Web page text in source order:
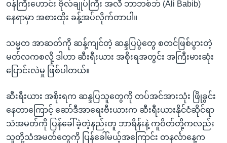
ဝန်ကြီးဟောင်း ဗိုလ်ချုပ်ကြီး အလီ ဘာဘစ်ဘ် (Ali Babib)
နေရာမှာ အစားထိုး ခန့်အပ်လိုက်တာပါ။
သမ္မတ အာဆတ်ကို ဆန့်ကျင်တဲ့ ဆန္ဒပြပွဲတွေ စတင်ဖြစ်ပွားတဲ့
မတ်လကစလို့ ဒါဟာ ဆီးရီးယား အစိုးရအတွင်း အကြီးမားဆုံး
ပြောင်းလဲမှု ဖြစ်ပါတယ်။
ဆီးရီးယား အစိုးရက ဆန္ဒပြသူတွေကို တပ်အင်အားသုံး ဖြိုခွင်း
နေတာကြောင့် ဆော်ဒီအာရေးဗီးယားက ဆီးရီးယားနိုင်ငံဆိုင်ရာ
သံအမတ်ကို ပြန်ခေါ်ခဲ့တဲ့နည်းတူ ဘာရိန်းနဲ့ ကူဝိတ်တို့ကလည်း
သူတို့သံအမတ်တွေကို ပြန်ခေါ်မယ့်အကြောင်း တနင်္လာနေ့က